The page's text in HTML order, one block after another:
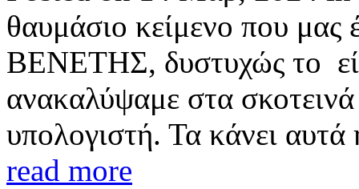
θαυμάσιο κείμενο που μας
ΒΕΝΕΤΗΣ, δυστυχώς το
ανακαλύψαμε στα
υπολογιστή. Τα κάνει αυτά
read more